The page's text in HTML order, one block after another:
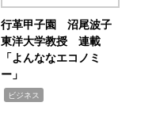
行革甲子園 沼尾波子
東洋大学教授 連載
「よんななエコノミ
ー」
ビジネス